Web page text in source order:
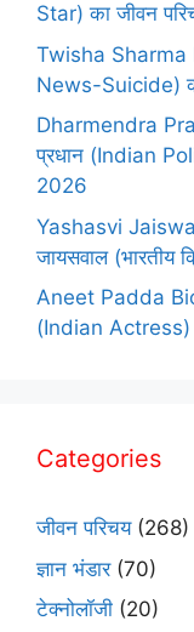
Star) का जीवन
Twisha Sharma
News-Suicide)
Dharmendra
प्रधान (Indian
2026
Yashasvi
जायसवाल
Aneet Padda
(Indian Actress)
Categories
जीवन परिचय(268)
ज्ञान भंडार(70)
टेक्नोलॉजी (20)